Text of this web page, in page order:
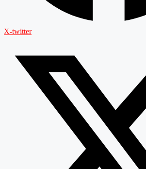
X-twitter